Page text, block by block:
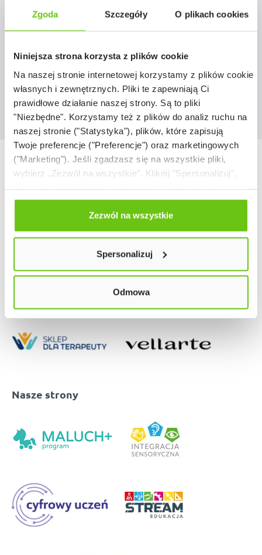
Zgoda Szczegóły O plikach cookies
Niniejsza strona korzysta z plików cookie
Na naszej stronie internetowej korzystamy z plików cookie:
własnych i zewnętrznych. Pliki te zapewniają Ci
prawidłowe działanie naszej strony. Są to pliki
"Niezbędne". Korzystamy też z plików do analiz ruchu na
naszej stronie ("Statystyka"), plików, które zapisują
Twoje preferencje ("Preferencje") oraz marketingowych
("Marketing"). Jeśli zgadzasz się na wszystkie pliki,
wybierz „Zezwól na wszystkie”. Kliknij "Spersonalizuj",
Odmów zgody poprzez przycisk „Odmowa”. Wtedy
użyjemy tylko plików niezbędnych dla naszej strony.
Twój wybór możesz zmienić przez kliknięcie przycisku w
Polityce prywatności
Zezwól na wszystkie
Spersonalizuj
Odmowa
Kod produktu:855300
299,90 zł
Nasze marki
Nasze strony